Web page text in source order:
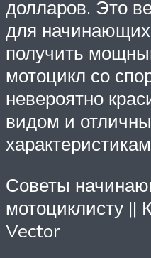
долларов. Это
для
получить
мотоцикл со
невероятно
видом и
Советы
мотоциклисту ||
Vector